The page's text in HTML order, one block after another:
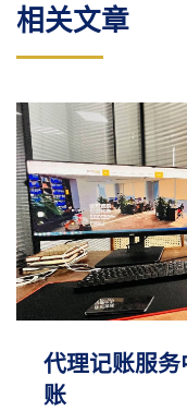
相关文章
代理记账服
账